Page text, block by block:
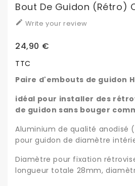
Bout De Guidon (rétro)
 Write your review
24,90 €
TTC
Paire d'embouts de guidon
idéal pour installer des
de guidon sans bouger
Aluminium de qualité anodisé
pour guidon de diamètre
Diamètre pour fixation
longueur totale 28mm,